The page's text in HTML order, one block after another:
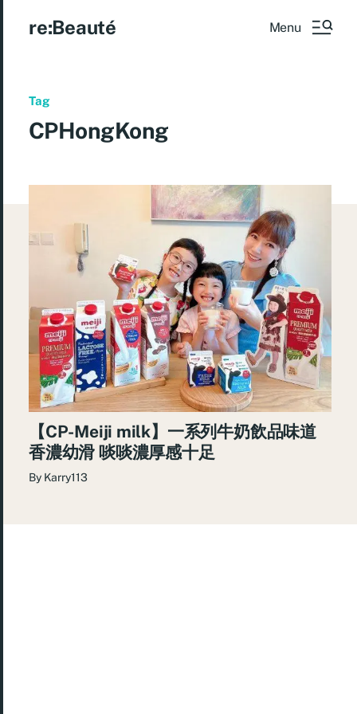
re:Beauté Menu
Tag
CPHongKong
【CP-Meiji milk】一系列牛奶飲品味道
香濃幼滑 啖啖濃厚感十足
By Karry113